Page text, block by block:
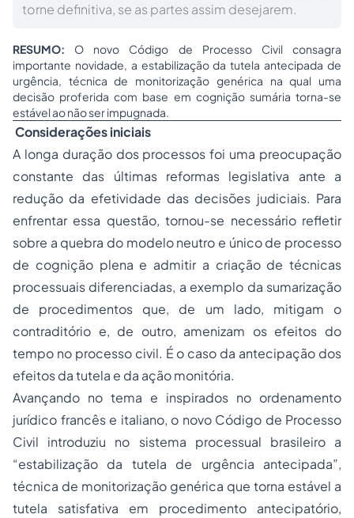
torne definitiva, se as partes assim desejarem.
RESUMO: O novo Código de Processo Civil consagra
importante novidade, a estabilização da tutela antecipada de
urgência, técnica de monitorização genérica na qual uma
decisão proferida com base em cognição sumária torna-se
estável ao não ser impugnada.
Considerações iniciais
A longa duração dos processos foi uma preocupação
constante das últimas reformas legislativa ante a
redução da efetividade das decisões judiciais. Para
enfrentar essa questão, tornou-se necessário refletir
sobre a quebra do modelo neutro e único de processo
de cognição plena e admitir a criação de técnicas
processuais diferenciadas, a exemplo da sumarização
de procedimentos que, de um lado, mitigam o
contraditório e, de outro, amenizam os efeitos do
tempo no processo civil. É o caso da antecipação dos
efeitos da tutela e da ação monitória.
Avançando no tema e inspirados no ordenamento
jurídico francês e italiano, o novo Código de Processo
Civil introduziu no sistema processual brasileiro a
“estabilização da tutela de urgência antecipada”,
técnica de monitorização genérica que torna estável a
tutela satisfativa em procedimento antecipatório,